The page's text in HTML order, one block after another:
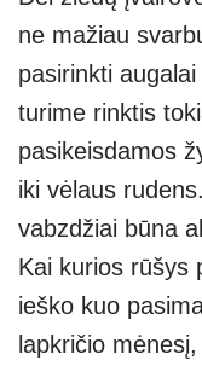
ne mažiau
pasirinkti
turime rinktis
pasikeisdamos
iki vėlaus
vabzdžiai būna
Kai kurios rūšys
ieško kuo
lapkričio